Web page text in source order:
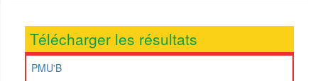
Télécharger les résultats
PMU'B